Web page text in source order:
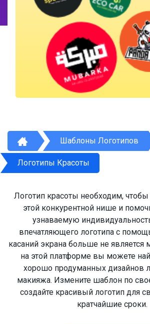
Шаблоны Логотипов
Логотипы Красоты
Логотип красоты необходим,
этой конкурентной нише и
узнаваемую
впечатляющего логотипа с
касаний экрана больше не является
на этой платформе вы можете
хорошо продуманных дизайнов
макияжа. Измените шаблон по
создайте красивый логотип для
кратчайшие сроки.